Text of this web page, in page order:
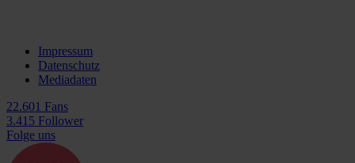
Impressum
Datenschutz
Mediadaten
22.601 Fans
3.415 Follower
Folge uns